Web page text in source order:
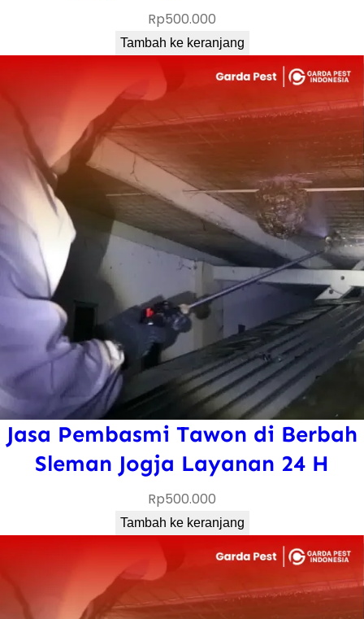
Rp500.000
Tambah ke keranjang
Jasa Pembasmi Tawon di Berbah
Sleman Jogja Layanan 24 H
Rp500.000
Tambah ke keranjang